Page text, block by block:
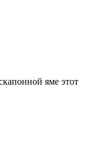
яме этот